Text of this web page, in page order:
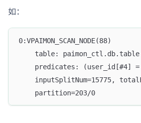
如：
0:VPAIMON_SCAN_NODE(88)
    table: paimon_ctl.db.table
predicates: (user_id[#4] =
inputSplitNum=15775,
    partition=203/0